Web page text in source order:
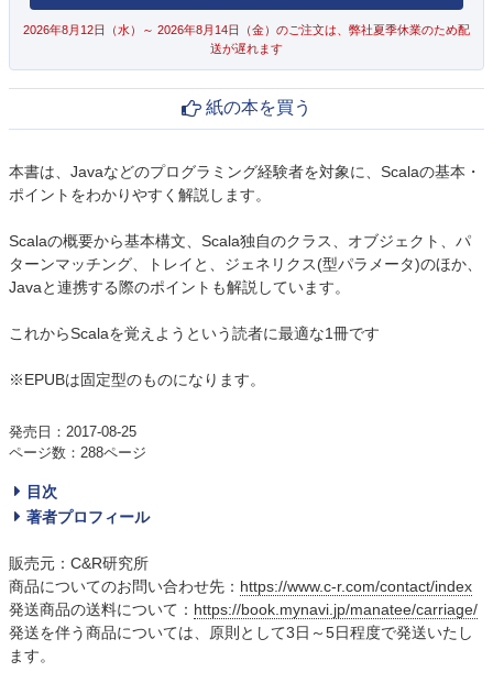
2026年8月12日（水）～ 2026年8月14日（金）のご注文は、弊社夏季休業のため配
送が遅れます
紙の本を買う
本書は、Javaなどのプログラミング経験者を対象に、Scalaの基本・
ポイントをわかりやすく解説します。
Scalaの概要から基本構文、Scala独自のクラス、オブジェクト、パ
ターンマッチング、トレイと、ジェネリクス(型パラメータ)のほか、
Javaと連携する際のポイントも解説しています。
これからScalaを覚えようという読者に最適な1冊です
※EPUBは固定型のものになります。
発売日：2017-08-25
ページ数：288ページ
目次
著者プロフィール
販売元：C&R研究所
商品についてのお問い合わせ先： https://www.c-r.com/contact/index
発送商品の送料について： https://book.mynavi.jp/manatee/carriage/
発送を伴う商品については、原則として3日～5日程度で発送いたし
ます。